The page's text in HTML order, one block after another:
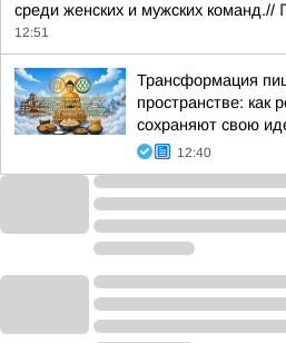
среди женских и мужских команд.//
12:51
Трансформация
пространстве: как
сохраняют свою
12:40